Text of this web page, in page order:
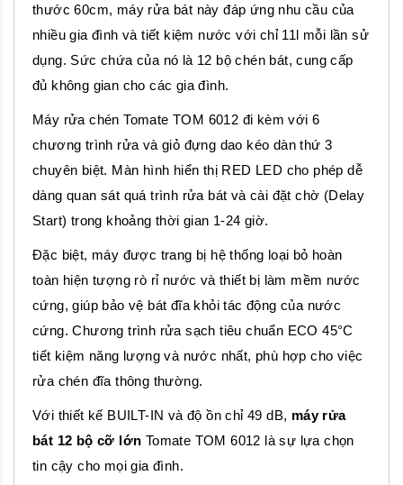
thước 60cm, máy rửa bát này đáp ứng nhu cầu của
nhiều gia đình và tiết kiệm nước với chỉ 11l mỗi lần sử
dụng. Sức chứa của nó là 12 bộ chén bát, cung cấp
đủ không gian cho các gia đình.
Máy rửa chén Tomate TOM 6012 đi kèm với 6
chương trình rửa và giỏ đựng dao kéo dàn thứ 3
chuyên biệt. Màn hình hiển thị RED LED cho phép dễ
dàng quan sát quá trình rửa bát và cài đặt chờ (Delay
Start) trong khoảng thời gian 1-24 giờ.
Đặc biệt, máy được trang bị hệ thống loại bỏ hoàn
toàn hiện tượng rò rỉ nước và thiết bị làm mềm nước
cứng, giúp bảo vệ bát đĩa khỏi tác động của nước
cứng. Chương trình rửa sạch tiêu chuẩn ECO 45°C
tiết kiệm năng lượng và nước nhất, phù hợp cho việc
rửa chén đĩa thông thường.
Với thiết kế BUILT-IN và độ ồn chỉ 49 dB, máy rửa
bát 12 bộ cỡ lớn Tomate TOM 6012 là sự lựa chọn
tin cậy cho mọi gia đình.